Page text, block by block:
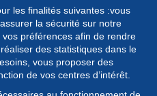
les finalités suivantes :vous
la sécurité sur notre
préférences afin de rendre
des statistiques dans le
vous proposer des
de vos centres d’intérêt.